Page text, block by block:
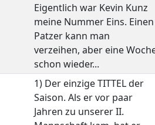
Eigentlich war Kevin Kunz
meine Nummer Eins. Einen
Patzer kann man
verzeihen, aber eine
schon wieder...
1) Der einzige TITTEL der
Saison. Als er vor paar
Jahren zu unserer II.